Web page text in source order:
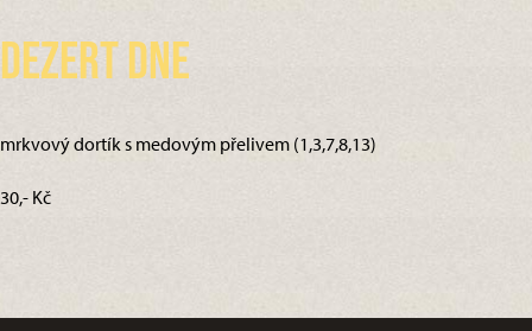
Dezert dne
mrkvový dortík s medovým přelivem (1,3,7,8,13)
30,- Kč